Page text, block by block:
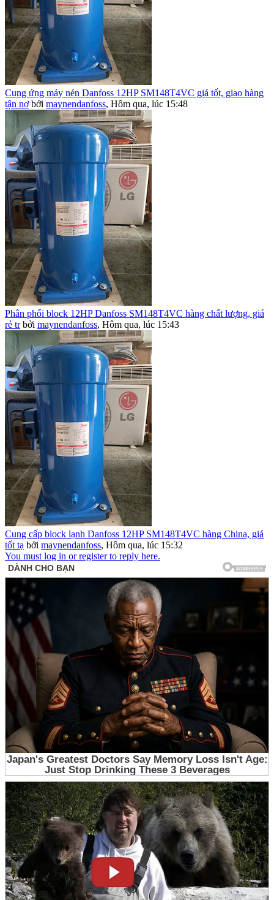
Cung ứng máy nén Danfoss 12HP SM148T4VC giá tốt, giao hàng
tận nơ bởi maynendanfoss, Hôm qua, lúc 15:48
Phân phối block 12HP Danfoss SM148T4VC hàng chất lượng, giá
rẻ tr bởi maynendanfoss, Hôm qua, lúc 15:43
Cung cấp block lạnh Danfoss 12HP SM148T4VC hàng China, giá
tốt tạ bởi maynendanfoss, Hôm qua, lúc 15:32
You must log in or register to reply here.